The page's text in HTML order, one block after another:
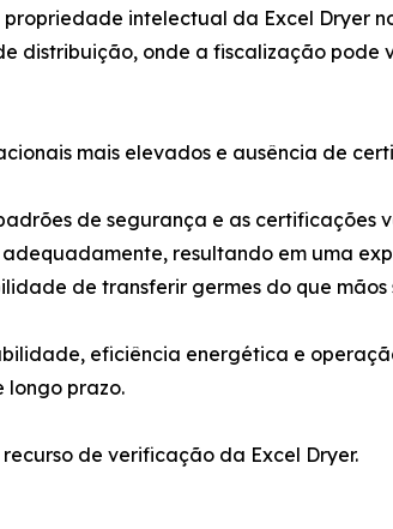
intelectual da Excel Dryer
distribuição, onde a fiscalização pode
mais elevados e ausência de
de segurança e as certificações
resultando em uma
de transferir germes do que mãos
eficiência energética e
longo prazo.
de verificação da Excel Dryer.